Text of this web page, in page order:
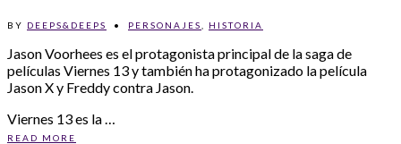
BY DEEPS&DEEPS • PERSONAJES HISTORIA
Jason Voorhees es el protagonista principal de la saga de
películas Viernes 13 y también ha protagonizado la película
Jason X y Freddy contra Jason.
Viernes 13 es la …
READ MORE